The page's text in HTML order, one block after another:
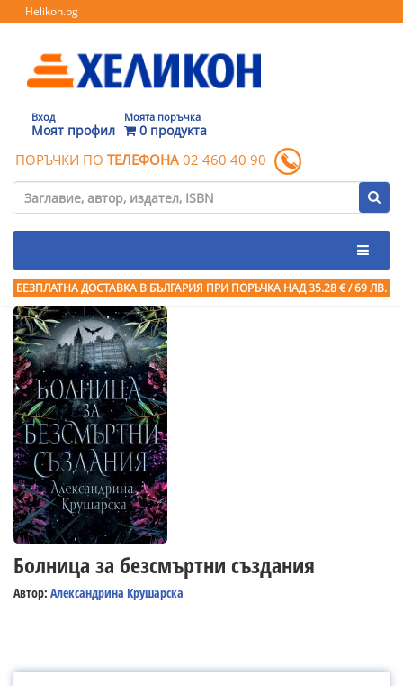
Helikon.bg
Вход
Моят профил
Моята поръчка
0 продукта
ПОРЪЧКИ ПО ТЕЛЕФОНА 02 460 40 90
БЕЗПЛАТНА ДОСТАВКА В БЪЛГАРИЯ ПРИ ПОРЪЧКА НАД 35.28 € / 69 ЛВ.
Болница за безсмъртни създания
Автор: Александрина Крушарска